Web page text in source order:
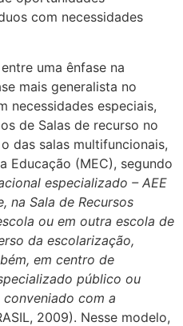
com necessidades
uma ênfase na
mais generalista no
necessidades especiais,
de Salas de recurso no
das salas multifuncionais,
Educação (MEC), segundo
especializado – AEE
na Sala de Recursos
ou em outra escola de
da escolarização,
em centro de
público ou
com a
2009). Nesse modelo,